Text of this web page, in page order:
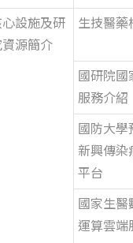
心設施及研
資源簡介
生技醫藥
國研院國
服務介紹
國防大學
新興傳染
平台
國家生醫
運算雲端